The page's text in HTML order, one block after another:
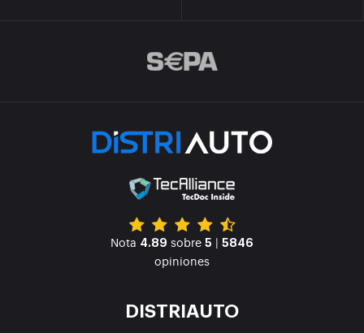
Nota 4.89 sobre 5 | 5846
opiniones
DISTRIAUTO